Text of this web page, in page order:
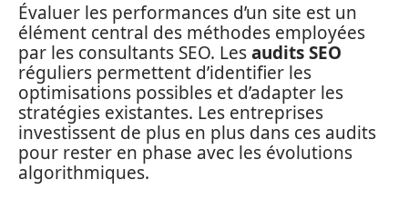
Évaluer les performances d’un site est un
élément central des méthodes employées
par les consultants SEO. Lesaudits SEO
réguliers permettent d’identifier les
optimisations possibles et d’adapter les
stratégies existantes. Les entreprises
investissent de plus en plus dans ces audits
pour rester en phase avec les évolutions
algorithmiques.